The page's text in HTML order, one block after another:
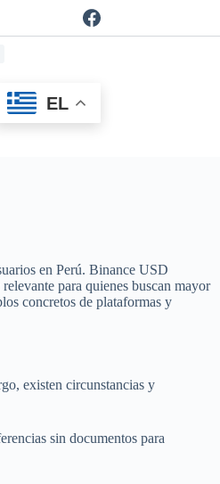
EL
en Perú. Binance USD
para quienes buscan mayor
concretos de plataformas y
existen circunstancias y
sin documentos para